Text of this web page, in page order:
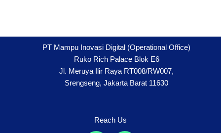
PT Mampu Inovasi Digital (Operational Office)
Ruko Rich Palace Blok E6
Jl. Meruya Ilir Raya RT008/RW007,
Srengseng, Jakarta Barat 11630
Reach Us